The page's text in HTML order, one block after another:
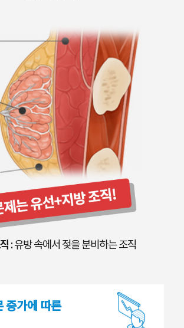
: 유방 속에서 젖을 분비하는 조직
증가에 따른